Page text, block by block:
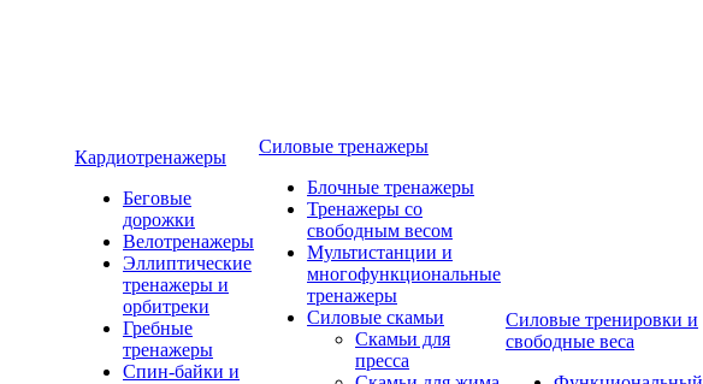
Кардиотренажеры
Беговые
дорожки
Велотренажеры
Эллиптические
тренажеры и
орбитреки
Гребные
тренажеры
Спин-байки и
Силовые тренажеры
Блочные тренажеры
Тренажеры со
свободным весом
Мультистанции и
многофункциональные
тренажеры
Силовые скамьи
Скамьи для
пресса
Силовые тренировки и
свободные веса